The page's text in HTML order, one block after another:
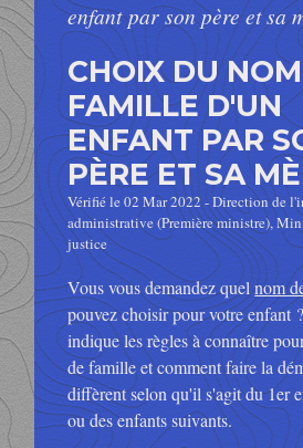
enfant par son père et sa
CHOIX DU
FAMILLE D'UN
ENFANT PAR
PÈRE ET SA
Vérifié le 02 Mar 2022 - Direction de
administrative (Première ministre),
justice
Vous vous demandez quelnom
pouvez choisir pour votre enfant
indique les règles à connaître
de famille et comment faire la
diffèrent selon qu'il s'agit du 1er
ou des enfants suivants.